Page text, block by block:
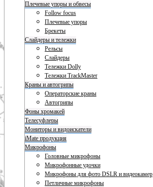
Плечевые упоры и обвесы
Follow focus
Плечевые упоры
Брекеты
Слайдеры и тележки
Рельсы
Слайдеры
Тележки Dolly
Тележки TrackMaster
Краны и автогрипы
Операторские краны
Автогрипы
Фоны хромакей
Телесуфлеры
Мониторы и видоискатели
iMate продукция
Микрофоны
Головные микрофоны
Микрофонные удочки
Микрофоны для фото DSLR и видеокамер
Петличные микрофоны